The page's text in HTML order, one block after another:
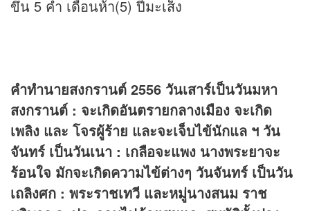
ขึ้น 5 ค่ำ เดือนห้า(5) ปีมะเส็ง
คำทำนายสงกรานต์ 2556 วันเสาร์เป็นวันมหา
สงกรานต์ : จะเกิดอันตรายกลางเมือง จะเกิด
เพลิง และ โจรผู้ร้าย และจะเจ็บไข้นักแล ฯ วัน
จันทร์ เป็นวันเนา : เกลือจะแพง นางพระยาจะ
ร้อนใจ มักจะเกิดความไข้ต่างๆ วันจันทร์ เป็นวัน
เถลิงศก : พระราชเทวี และหมู่นางสนม ราช